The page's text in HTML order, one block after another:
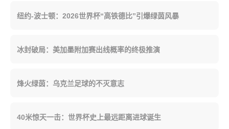
纽约-波士顿：2026世界杯“高铁德比”引爆绿茵风暴
冰封破局：美加墨附加赛出线概率的终极推演
烽火绿茵：乌克兰足球的不灭意志
40米惊天一击：世界杯史上最远距离进球诞生